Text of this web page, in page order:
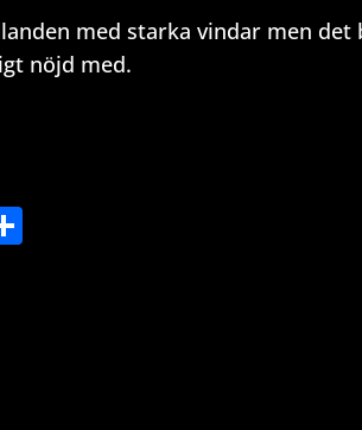
med starka vindar men det
nöjd med.